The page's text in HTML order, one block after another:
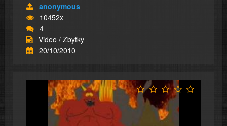
anonymous
10452x
4
Video / Zbytky
20/10/2010